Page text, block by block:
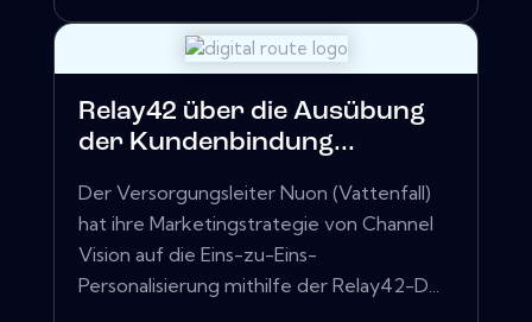
Relay42 über die Ausübung
der Kundenbindung...
Der Versorgungsleiter Nuon (Vattenfall)
hat ihre Marketingstrategie von Channel
Vision auf die Eins-zu-Eins-
Personalisierung mithilfe der Relay42-D...